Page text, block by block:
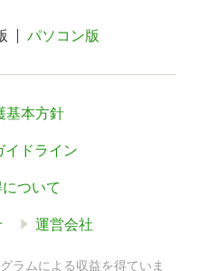
パソコン版
基本方針
イドライン
ついて
運営会社
ラムによる収益を得ていま